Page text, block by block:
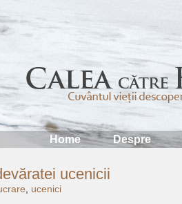
Despre
Home
ucenicii
ucenici